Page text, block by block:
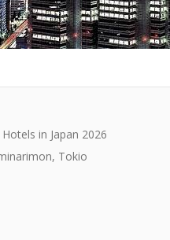
in Japan 2026
Tokio